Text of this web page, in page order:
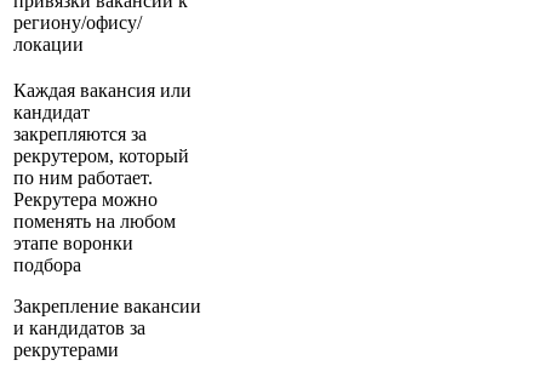
региону/офису/
локации
Каждая вакансия или
кандидат
закрепляются за
рекрутером, который
по ним работает.
Рекрутера можно
поменять на любом
этапе воронки
подбора
Закрепление вакансии
и кандидатов за
рекрутерами